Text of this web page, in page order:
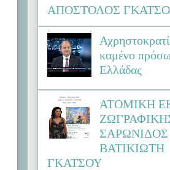
ΑΠΟΣΤΟΛΟΣ
καμένο
Ελλάδας
ΑΤΟΜΙΚΗ
ΣΑΡΩΝΙΔΟΣ
ΒΑΤΙΚΙΩΤΗ
ΓΚΑΤΣΟΥ